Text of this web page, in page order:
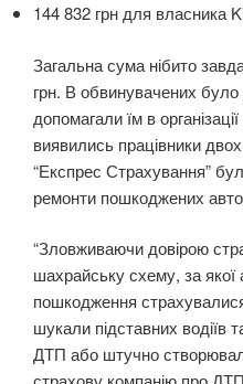
144 832 грн для власника
Загальна сума нібито
грн. В обвинувачених було
допомагали їм в
виявились працівники
“Експрес Страхування”
ремонти пошкоджених
“Зловживаючи довірою
шахрайську схему, за
пошкодження
шукали підставних водіїв
ДТП або штучно